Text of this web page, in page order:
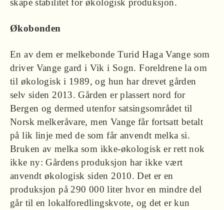
Økobonden
En av dem er melkebonde Turid Haga Vange som
driver Vange gard i Vik i Sogn. Foreldrene la om
til økologisk i 1989, og hun har drevet gården
selv siden 2013. Gården er plassert nord for
Bergen og dermed utenfor satsingsområdet til
Norsk melkeråvare, men Vange får fortsatt betalt
på lik linje med de som får anvendt melka si.
Bruken av melka som ikke-økologisk er rett nok
ikke ny: Gårdens produksjon har ikke vært
anvendt økologisk siden 2010. Det er en
produksjon på 290 000 liter hvor en mindre del
går til en lokalforedlingskvote, og det er kun